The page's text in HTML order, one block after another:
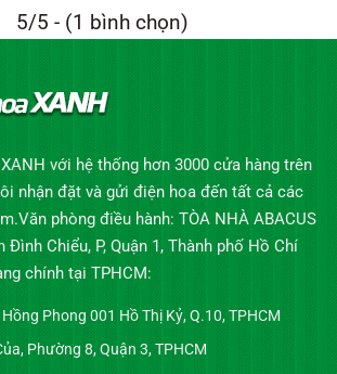
5/5 - (1 bình chọn)
với hệ thống hơn 3000 cửa hàng trên
nhận đặt và gửi điện hoa đến tất cả các
phòng điều hành: TÒA NHÀ ABACUS
Đình Chiểu, P, Quận 1, Thành phố Hồ Chí
chính tại TPHCM:
Phong 001 Hồ Thị Kỷ, Q.10, TPHCM
Phường 8, Quận 3, TPHCM